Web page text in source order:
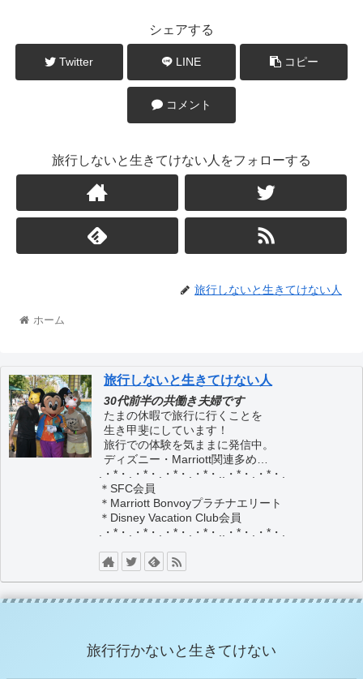
シェアする
Twitter LINE コピー
コメント
旅行しないと生きてけない人をフォローする
旅行しないと生きてけない人
ホーム
旅行しないと生きてけない人
30代前半の共働き夫婦です
たまの休暇で旅行に行くことを
生き甲斐にしています！
旅行での体験を気ままに発信中。
ディズニー・Marriott関連多め…
.・*・.・*・.・*・.・*・..・*・.・*・.
＊SFC会員
＊Marriott Bonvoyプラチナエリート
＊Disney Vacation Club会員
.・*・.・*・.・*・.・*・..・*・.・*・.
旅行行かないと生きてけない